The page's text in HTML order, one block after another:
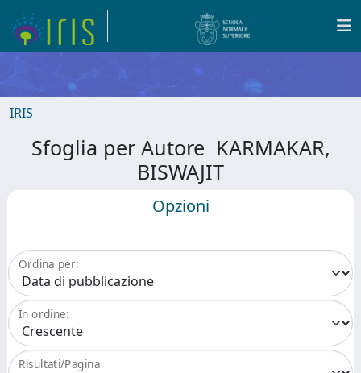
IRIS
Sfoglia per Autore KARMAKAR,
BISWAJIT
Opzioni
Ordina per:
In ordine:
Risultati/Pagina